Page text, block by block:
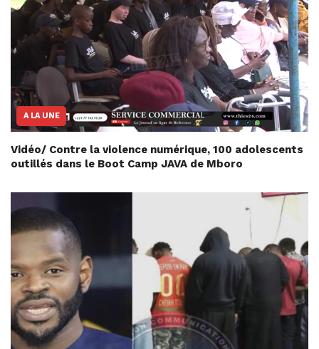
A LA UNE
Vidéo/ Contre la violence numérique, 100 adolescents
outillés dans le Boot Camp JAVA de Mboro